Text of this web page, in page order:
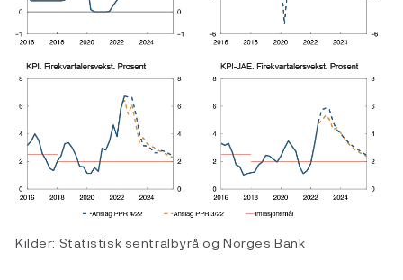
Kilder: Statistisk sentralbyrå og Norges Bank